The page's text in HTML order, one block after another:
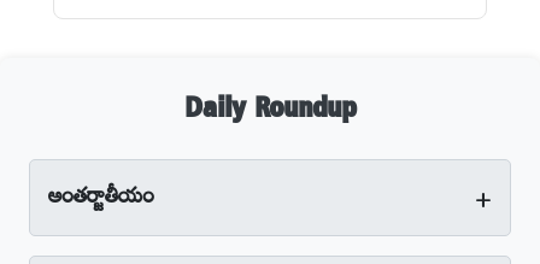
Daily Roundup
అంతర్జాతీయం +